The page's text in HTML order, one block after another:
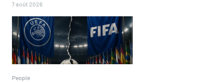
7 août 2026
People